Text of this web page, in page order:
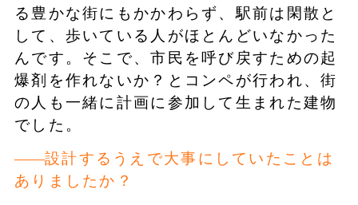
る豊かな街にもかかわらず、駅前は閑散と
して、歩いている人がほとんどいなかった
んです。そこで、市民を呼び戻すための起
爆剤を作れないか？とコンペが行われ、街
の人も一緒に計画に参加して生まれた建物
でした。
設計するうえで大事にしていたことは
ありましたか？